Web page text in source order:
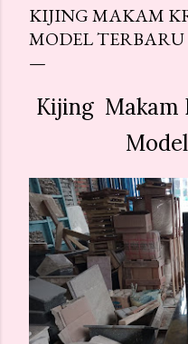
KIJING MAKAM
MODEL TERBARU
Kijing Makam